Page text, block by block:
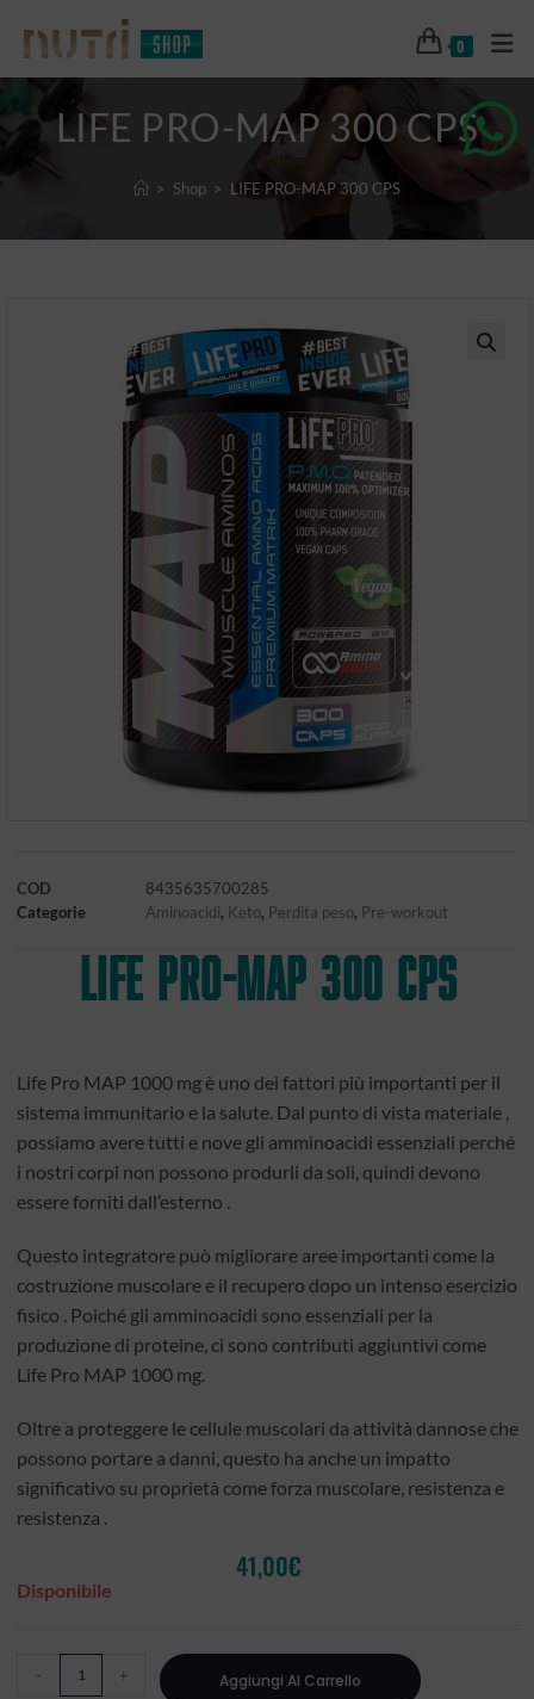
0
LIFE PRO-MAP 300 CPS
> Shop > LIFE PRO-MAP 300 CPS
COD
8435635700285
Categorie
Aminoacidi, Keto, Perdita peso, Pre-workout
LIFE PRO-MAP 300 CPS
Life Pro MAP 1000 mg è uno dei fattori più importanti per il
sistema immunitario e la salute. Dal punto di vista materiale ,
possiamo avere tutti e nove gli amminoacidi essenziali perché
i nostri corpi non possono produrli da soli, quindi devono
essere forniti dall’esterno .
Questo integratore può migliorare aree importanti come la
costruzione muscolare e il recupero dopo un intenso esercizio
fisico . Poiché gli amminoacidi sono essenziali per la
produzione di proteine, ci sono contributi aggiuntivi come
Life Pro MAP 1000 mg.
Oltre a proteggere le cellule muscolari da attività dannose che
possono portare a danni, questo ha anche un impatto
significativo su proprietà come forza muscolare, resistenza e
resistenza .
41,00€
Disponibile
- + Aggiungi Al Carrello